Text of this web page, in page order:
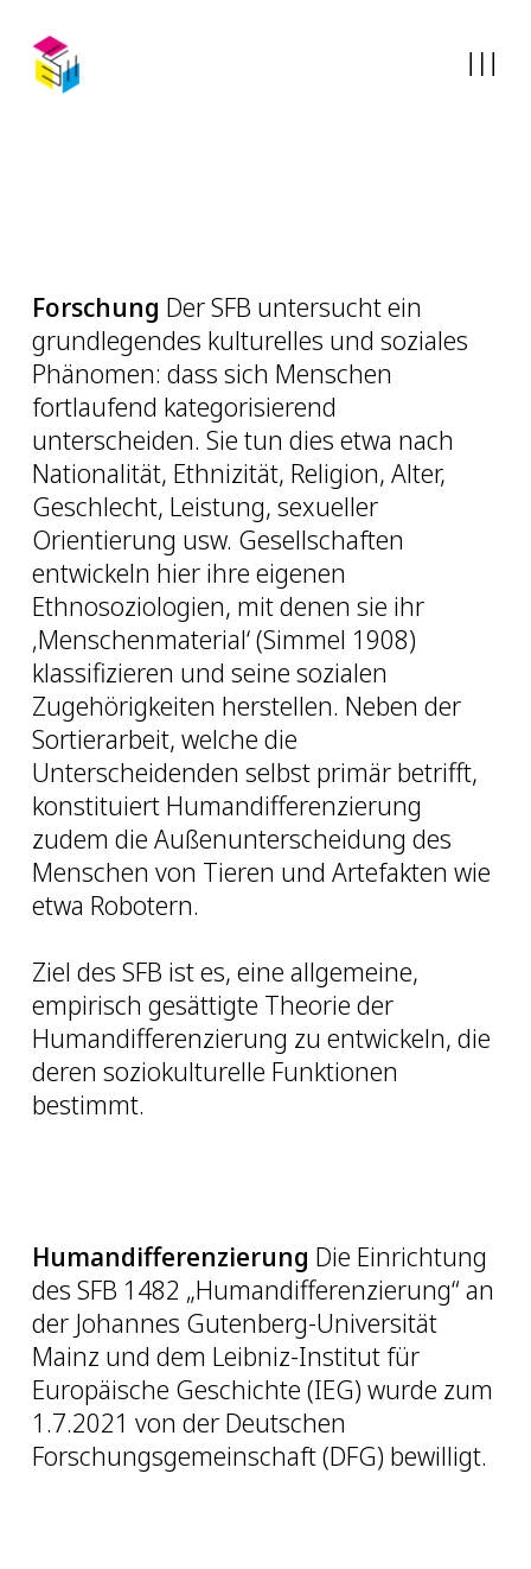
Forschung Der SFB untersucht ein
grundlegendes kulturelles und soziales
Phänomen: dass sich Menschen
fortlaufend kategorisierend
unterscheiden. Sie tun dies etwa nach
Nationalität, Ethnizität, Religion, Alter,
Geschlecht, Leistung, sexueller
Orientierung usw. Gesellschaften
entwickeln hier ihre eigenen
Ethnosoziologien, mit denen sie ihr
‚Menschenmaterial‘ (Simmel 1908)
klassifizieren und seine sozialen
Zugehörigkeiten herstellen. Neben der
Sortierarbeit, welche die
Unterscheidenden selbst primär betrifft,
konstituiert Humandifferenzierung
zudem die Außenunterscheidung des
Menschen von Tieren und Artefakten wie
etwa Robotern.
Ziel des SFB ist es, eine allgemeine,
empirisch gesättigte Theorie der
Humandifferenzierung zu entwickeln, die
deren soziokulturelle Funktionen
bestimmt.
Humandifferenzierung Die Einrichtung
des SFB 1482 „Humandifferenzierung“ an
der Johannes Gutenberg-Universität
Mainz und dem Leibniz-Institut für
Europäische Geschichte (IEG) wurde zum
1.7.2021 von der Deutschen
Forschungsgemeinschaft (DFG) bewilligt.